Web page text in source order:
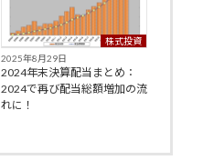
株式投資
2025年8月29日
2024年末決算配当まとめ：
2024で再び配当総額増加の流
れに！